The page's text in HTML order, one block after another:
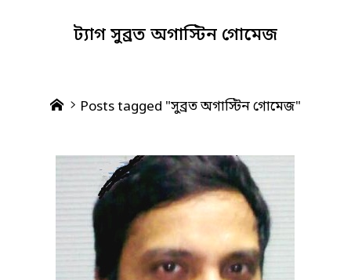
ট্যাগ সুব্রত অগাস্টিন গোমেজ
HomePosts tagged "সুব্রত অগাস্টিন গোমেজ"